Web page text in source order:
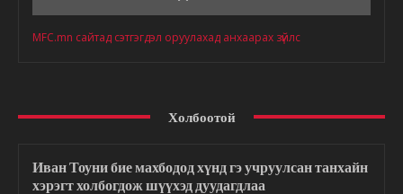
MFC.mn сайтад сэтгэгдэл оруулахад анхаарах зүйлс
Холбоотой
Иван Тоуни бие махбодод хүнд гэ учруулсан танхайн
хэрэгт холбогдож шүүхэд дуудагдлаа